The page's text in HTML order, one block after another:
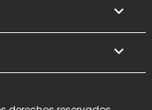

keyboard_arrow_down